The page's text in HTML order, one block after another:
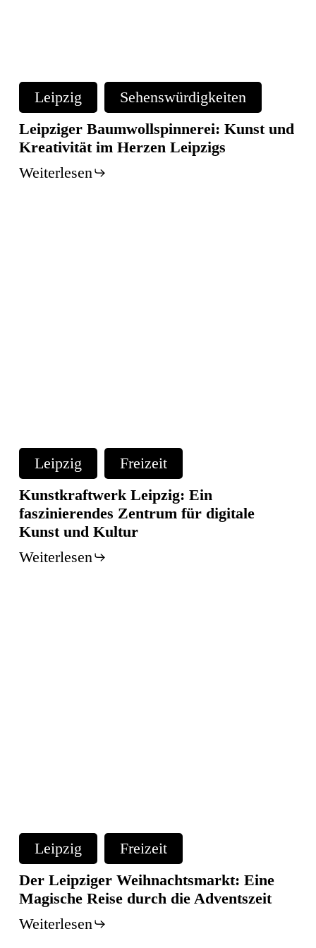
Baumwollspinnerei:
Kunst
und
Kreativität
im
Herzen
Leipzig
Sehenswürdigkeiten
Leipziger Baumwollspinnerei: Kunst und
Kreativität im Herzen Leipzigs
Weiterlesen
Leipzig:
Ein
faszinierendes
Zentrum
für
digitale
Kunst
Leipzig
Freizeit
Kunstkraftwerk Leipzig: Ein
faszinierendes Zentrum für digitale
Kunst und Kultur
Weiterlesen
Leipziger
Weihnachtsmarkt:
Eine
Magische
Reise
durch
Leipzig
Freizeit
Der Leipziger Weihnachtsmarkt: Eine
Magische Reise durch die Adventszeit
Weiterlesen